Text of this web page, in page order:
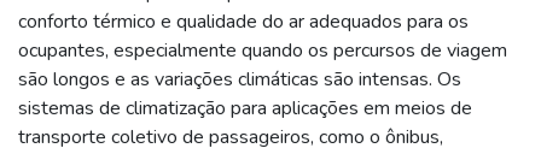
conforto térmico e qualidade do ar adequados para os
ocupantes, especialmente quando os percursos de viagem
são longos e as variações climáticas são intensas. Os
sistemas de climatização para aplicações em meios de
transporte coletivo de passageiros, como o ônibus,